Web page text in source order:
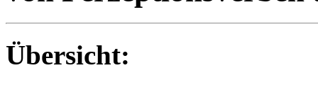
Übersicht: